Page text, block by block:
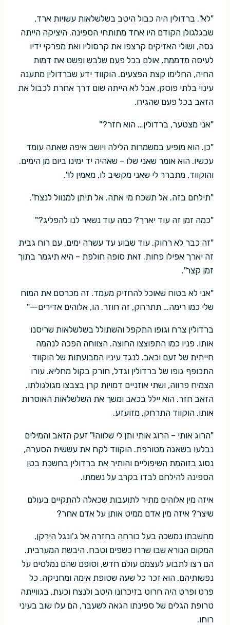
"לא". ברדולין היה כבול היטב בשלשלאות עשויות ארד,
שבגלגולן הקודם היו אחד מתותחי הספינה. היציקה הייתה
גסה, ושולי האזיקים קרצפו את קרסוליו ואת מפרקי ידיו
לעיסה מדממת, אולם בכל פעם שלבש ופשט את דמות
החיה, החלימו קצת הפצעים. הוקווד ידע שברדולין מתענה
עינוי בלתי פוסק, אבל לא הייתה שום דרך אחרת לכבול את
הזאב בכל פעם שהגיח.
"אני מצטער, ברדולין… הוא חזר?"
"כן. הוא מופיע במשמרות הלילה ויושב איפה שאתה עומד
עכשיו. הוא אומר שאני שלו – שאהיה יד ימינו ביום מן הימים.
והוקווד, מתברר לי שאני מקשיב לו, מאמין לו".
"תילחם בזה. אל תשכח מי אתה. אל תיתן למנוול לנצח".
"כמה זמן זה עוד יארך? כמה עוד נשאר לנו להפליג?"
"זה כבר לא רחוק. עוד שבוע עד עשרה ימים. עם רוח גבית
זה יארך אפילו פחות. זאת סופה חולפת – היא תיגמר בתוך
זמן קצר".
"אני לא בטוח שאוכל להחזיק מעמד. זה מכרסם את המוח
שלי כמו רימה… תתרחק, זה חוזר. הו, אלוהים אדירים-–"
ברדולין צרח וגופו התקפל והשתולל בשלשלאות שריסנו
אותו. פניו כמו התפוצצו החוצה. הצווחה הפכה לנהמה
חייתית של זעם וכאב. לנגד עיניו המבועתות של הוקווד
התכופף גופו של ברדולין וגדל, חורק בקול מחליא. עורו
הצמיח פרווה, ושתי אוזניים דמויות קרן בצבצו מגולגולתו.
הזאב חזר. הוא יילל בכאב ומשך את השלשלאות האוסרות
אותו. הוקווד התרחק, מזועזע.
"הרוג אותי – הרוג אותי ותן לי שלווה!" זעק הזאב והמילים
נבלעו בשאגה מטורפת. הוקווד לקח את עששית הסערה,
נסוג בזוהמת השיפוליים והותיר את ברדולין בחשכת בטן
הספינה להילחם לבדו בקרב על נשמתו.
איזה מין אלוהים מתיר לתועבות שכאלה להתקיים בעולם
שיצר? איזה מין אדם ממיט אותן על אדם אחר?
מחשבתו נמשכה בעל כורחה בחזרה אל ג'ונגל הירקן,
המקום הנורא שבו שררו כשפים וטבח. היבשת המערבית.
הם רצו לתבוע לעצמם עולם חדש, וסופם שהם נמלטים על
נפשותיהם. הוא זכר כל שעה שטופת אימה ומחניקה. כל
פרט ופרט היה חרוט בזיכרונו היטב ולנצח וכעת, בגווייתה
טרופת הגלים של ספינתו הגאה לשעבר, הם עלו שוב בעיני
רוחו.